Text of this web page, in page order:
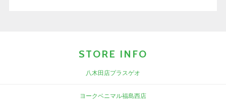
STORE INFO
八木田店プラスゲオ
ヨークベニマル福島西店